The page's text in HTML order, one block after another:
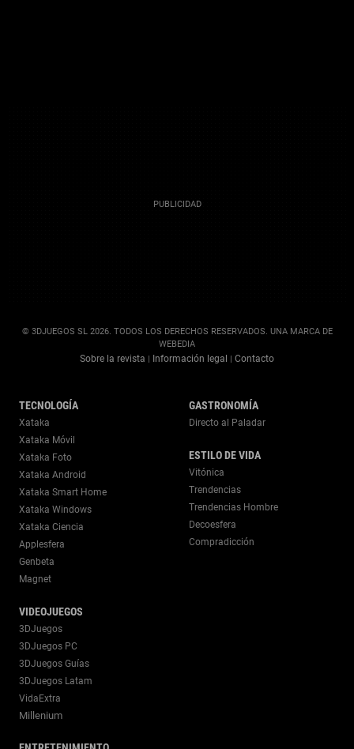
© 3DJUEGOS SL 2026. TODOS LOS DERECHOS RESERVADOS. UNA MARCA DE
WEBEDIA
Sobre la revista | Información legal | Contacto
TECNOLOGÍA
Xataka
Xataka Móvil
Xataka Foto
Xataka Android
Xataka Smart Home
Xataka Windows
Xataka Ciencia
Applesfera
Genbeta
Magnet
VIDEOJUEGOS
3DJuegos
3DJuegos PC
3DJuegos Guías
3DJuegos Latam
VidaExtra
Millenium
GASTRONOMÍA
Directo al Paladar
ESTILO DE VIDA
Vitónica
Trendencias
Trendencias Hombre
Decoesfera
Compradicción